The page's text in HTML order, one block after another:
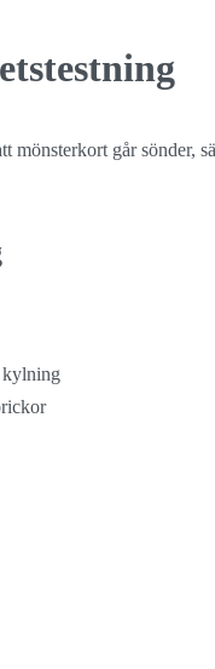
mönsterkort går sönder,
kylning